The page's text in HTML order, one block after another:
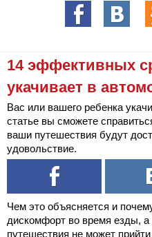
14 эффективных
укачивает в
Вас или вашего ребенка
статье вы сможете
ваши путешествия будут
удовольствие.
Чем это объясняется и
дискомфорт во время езды, а
путешествия не может